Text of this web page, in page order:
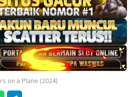
on a Plane (2024)